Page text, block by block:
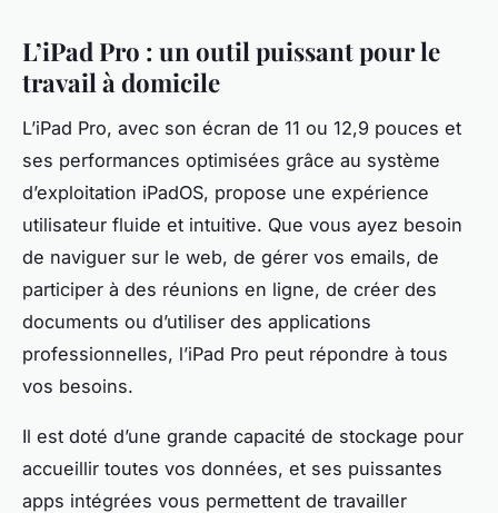
L’iPad Pro : un outil puissant pour le
travail à domicile
L’iPad Pro, avec son écran de 11 ou 12,9 pouces et
ses performances optimisées grâce au système
d’exploitation iPadOS, propose une expérience
utilisateur fluide et intuitive. Que vous ayez besoin
de naviguer sur le web, de gérer vos emails, de
participer à des réunions en ligne, de créer des
documents ou d’utiliser des applications
professionnelles, l’iPad Pro peut répondre à tous
vos besoins.
Il est doté d’une grande capacité de stockage pour
accueillir toutes vos données, et ses puissantes
apps intégrées vous permettent de travailler